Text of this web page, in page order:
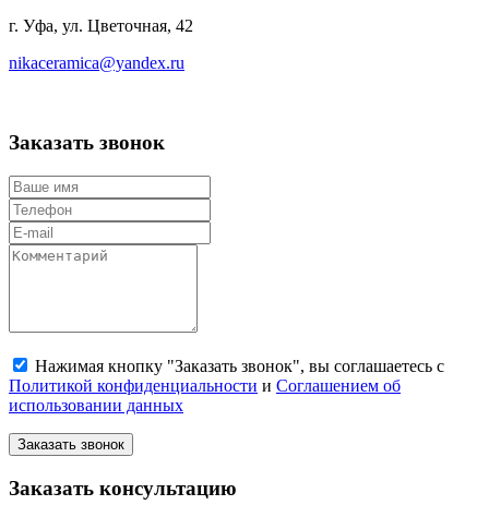
г. Уфа, ул. Цветочная, 42
nikaceramica@yandex.ru
Заказать звонок
Нажимая кнопку "Заказать звонок", вы соглашаетесь с
Политикой конфиденциальности и Соглашением об
использовании данных
Заказать звонок
Заказать консультацию